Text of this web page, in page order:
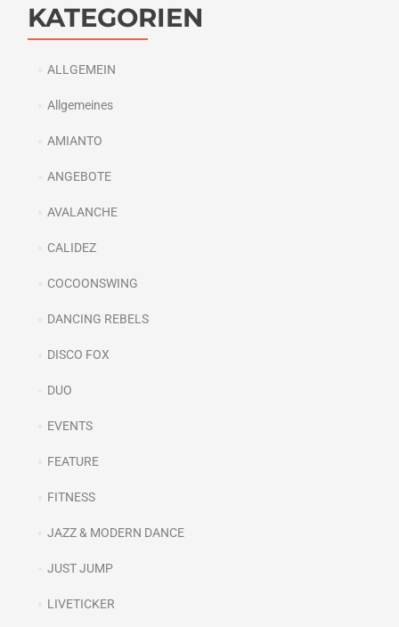
KATEGORIEN
ALLGEMEIN
Allgemeines
AMIANTO
ANGEBOTE
AVALANCHE
CALIDEZ
COCOONSWING
DANCING REBELS
DISCO FOX
DUO
EVENTS
FEATURE
FITNESS
JAZZ & MODERN DANCE
JUST JUMP
LIVETICKER